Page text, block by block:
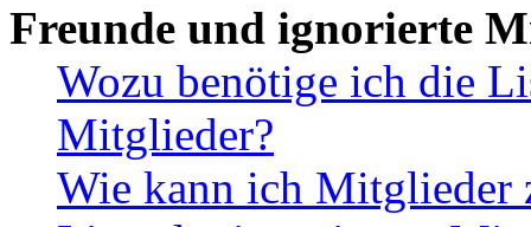
Freunde und ignorierte
Wozu benötige ich die
Mitglieder?
Wie kann ich Mitglieder